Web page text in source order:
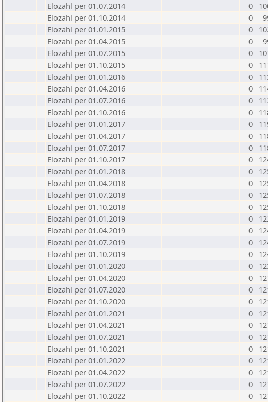
Elozahl per 01.07.2014
0
Elozahl per 01.10.2014
0
Elozahl per 01.01.2015
0
Elozahl per 01.04.2015
0
Elozahl per 01.07.2015
0
Elozahl per 01.10.2015
0
Elozahl per 01.01.2016
0
Elozahl per 01.04.2016
0
Elozahl per 01.07.2016
0
Elozahl per 01.10.2016
0
Elozahl per 01.01.2017
0
Elozahl per 01.04.2017
0
Elozahl per 01.07.2017
0
Elozahl per 01.10.2017
0
Elozahl per 01.01.2018
0
Elozahl per 01.04.2018
0
Elozahl per 01.07.2018
0
Elozahl per 01.10.2018
0
Elozahl per 01.01.2019
0
Elozahl per 01.04.2019
0
Elozahl per 01.07.2019
0
Elozahl per 01.10.2019
0
Elozahl per 01.01.2020
0
Elozahl per 01.04.2020
0
Elozahl per 01.07.2020
0
Elozahl per 01.10.2020
0
Elozahl per 01.01.2021
0
Elozahl per 01.04.2021
0
Elozahl per 01.07.2021
0
Elozahl per 01.10.2021
0
Elozahl per 01.01.2022
0
Elozahl per 01.04.2022
0
Elozahl per 01.07.2022
0
Elozahl per 01.10.2022
0